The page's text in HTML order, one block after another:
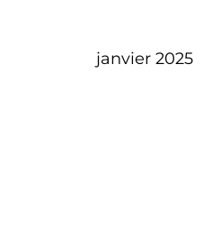
janvier 2025